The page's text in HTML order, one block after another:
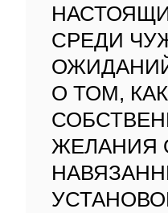
СРЕДИ
О ТОМ,
ЖЕЛАНИЯ